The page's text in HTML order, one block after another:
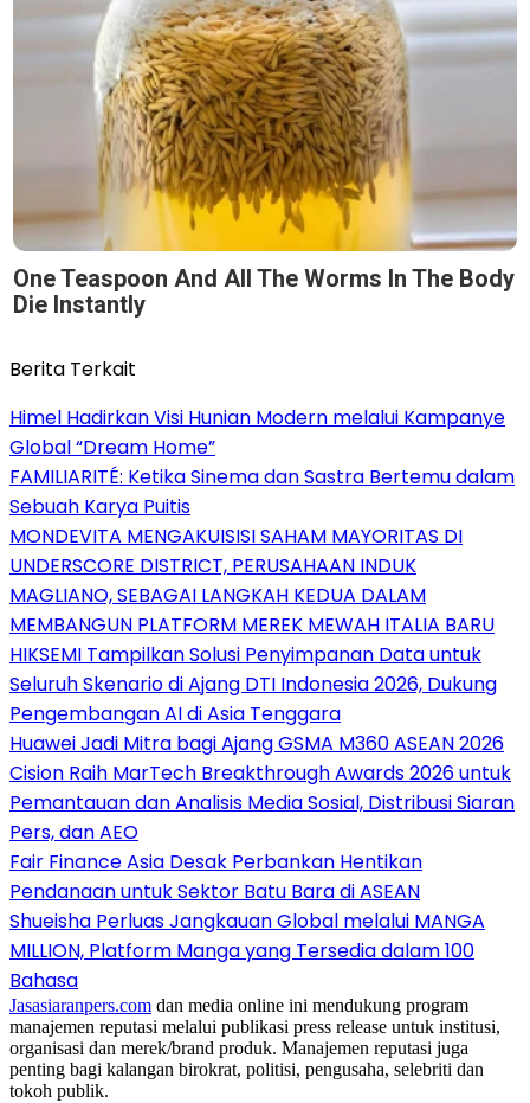
One Teaspoon And All The Worms In The Body
Die Instantly
Berita Terkait
Himel Hadirkan Visi Hunian Modern melalui Kampanye
Global “Dream Home”
FAMILIARITÉ: Ketika Sinema dan Sastra Bertemu dalam
Sebuah Karya Puitis
MONDEVITA MENGAKUISISI SAHAM MAYORITAS DI
UNDERSCORE DISTRICT, PERUSAHAAN INDUK
MAGLIANO, SEBAGAI LANGKAH KEDUA DALAM
MEMBANGUN PLATFORM MEREK MEWAH ITALIA BARU
HIKSEMI Tampilkan Solusi Penyimpanan Data untuk
Seluruh Skenario di Ajang DTI Indonesia 2026, Dukung
Pengembangan AI di Asia Tenggara
Huawei Jadi Mitra bagi Ajang GSMA M360 ASEAN 2026
Cision Raih MarTech Breakthrough Awards 2026 untuk
Pemantauan dan Analisis Media Sosial, Distribusi Siaran
Pers, dan AEO
Fair Finance Asia Desak Perbankan Hentikan
Pendanaan untuk Sektor Batu Bara di ASEAN
Shueisha Perluas Jangkauan Global melalui MANGA
MILLION, Platform Manga yang Tersedia dalam 100
Bahasa
Jasasiaranpers.com dan media online ini mendukung program
manajemen reputasi melalui publikasi press release untuk institusi,
organisasi dan merek/brand produk. Manajemen reputasi juga
penting bagi kalangan birokrat, politisi, pengusaha, selebriti dan
tokoh publik.